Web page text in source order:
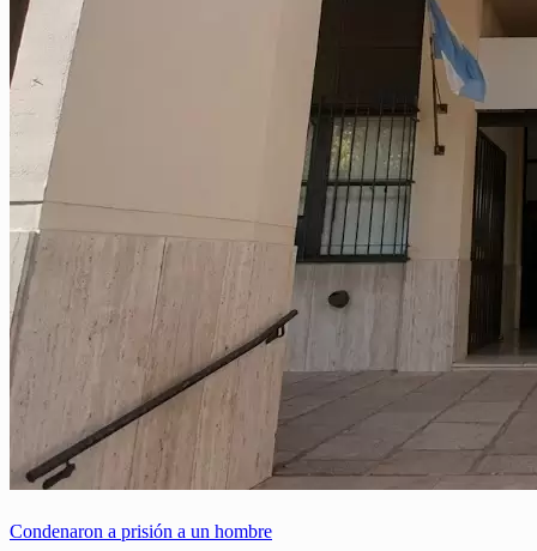
Condenaron a prisión a un hombre